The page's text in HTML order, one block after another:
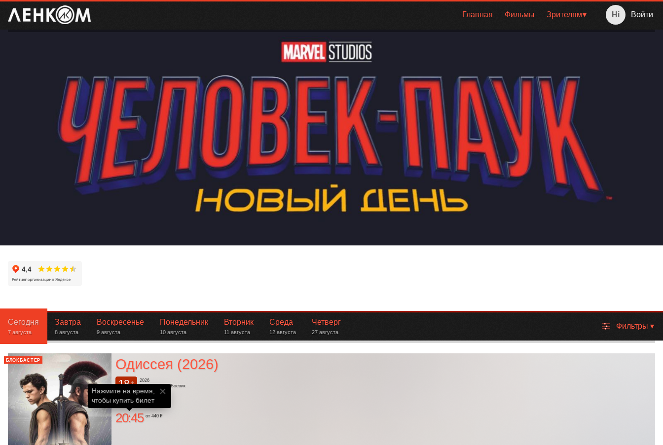
Главная Фильмы Зрителям Войти
Сегодня
7 августа
Завтра
8 августа
Воскресенье
9 августа
Понедельник
10 августа
Вторник
11 августа
Среда
12 августа
Четверг
27 августа
Фильтры ▾
БЛОКБАСТЕР Одиссея (2026)
18+
2026
Приключения, Боевик
Ленком
20:45 от 440 ₽
Нажмите на время,
чтобы купить билет